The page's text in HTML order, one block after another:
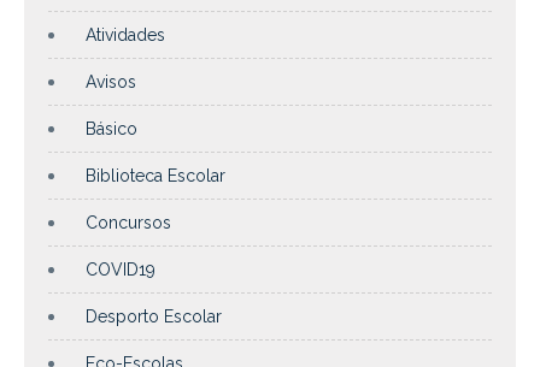
Atividades
Avisos
Básico
Biblioteca Escolar
Concursos
COVID19
Desporto Escolar